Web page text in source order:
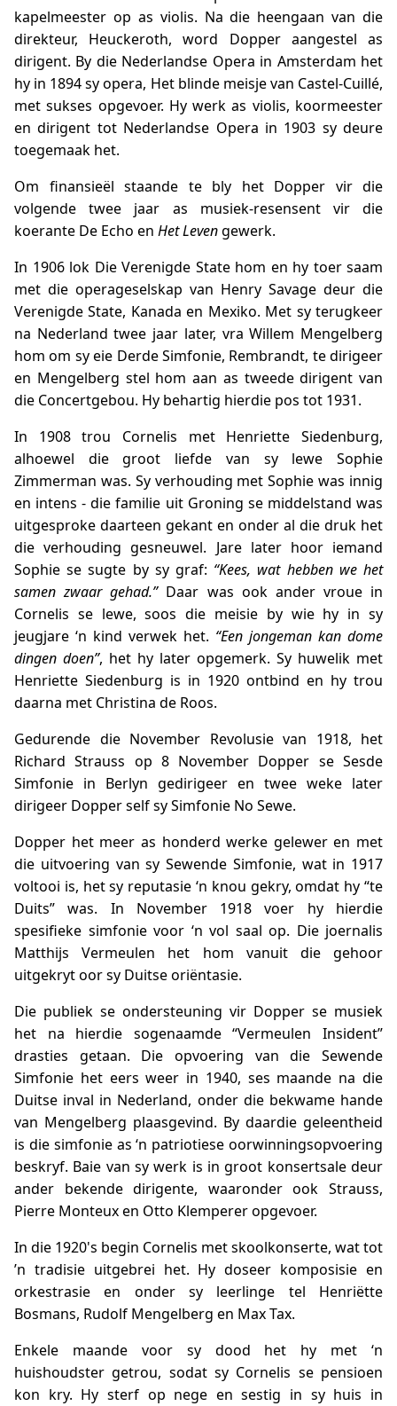
kapelmeester op as violis. Na die heengaan van die
direkteur, Heuckeroth, word Dopper aangestel as
dirigent. By die Nederlandse Opera in Amsterdam het
hy in 1894 sy opera, Het blinde meisje van Castel-Cuillé,
met sukses opgevoer. Hy werk as violis, koormeester
en dirigent tot Nederlandse Opera in 1903 sy deure
toegemaak het.
Om finansieël staande te bly het Dopper vir die
volgende twee jaar as musiek-resensent vir die
koerante De Echo en Het Levengewerk.
In 1906 lok Die Verenigde State hom en hy toer saam
met die operageselskap van Henry Savage deur die
Verenigde State, Kanada en Mexiko. Met sy terugkeer
na Nederland twee jaar later, vra Willem Mengelberg
hom om sy eie Derde Simfonie, Rembrandt, te dirigeer
en Mengelberg stel hom aan as tweede dirigent van
die Concertgebou. Hy behartig hierdie pos tot 1931.
In 1908 trou Cornelis met Henriette Siedenburg,
alhoewel die groot liefde van sy lewe Sophie
Zimmerman was. Sy verhouding met Sophie was innig
en intens - die familie uit Groning se middelstand was
uitgesproke daarteen gekant en onder al die druk het
die verhouding gesneuwel. Jare later hoor iemand
Sophie se sugte by sy graf: “Kees, wat hebben we het
samen zwaar gehad.”Daar was ook ander vroue in
Cornelis se lewe, soos die meisie by wie hy in sy
jeugjare ‘n kind verwek het. “Een jongeman kan dome
dingen doen”, het hy later opgemerk. Sy huwelik met
Henriette Siedenburg is in 1920 ontbind en hy trou
daarna met Christina de Roos.
Gedurende die November Revolusie van 1918, het
Richard Strauss op 8 November Dopper se Sesde
Simfonie in Berlyn gedirigeer en twee weke later
dirigeer Dopper self sy Simfonie No Sewe.
Dopper het meer as honderd werke gelewer en met
die uitvoering van sy Sewende Simfonie, wat in 1917
voltooi is, het sy reputasie ‘n knou gekry, omdat hy “te
Duits” was. In November 1918 voer hy hierdie
spesifieke simfonie voor ‘n vol saal op. Die joernalis
Matthijs Vermeulen het hom vanuit die gehoor
uitgekryt oor sy Duitse oriëntasie.
Die publiek se ondersteuning vir Dopper se musiek
het na hierdie sogenaamde “Vermeulen Insident”
drasties getaan. Die opvoering van die Sewende
Simfonie het eers weer in 1940, ses maande na die
Duitse inval in Nederland, onder die bekwame hande
van Mengelberg plaasgevind. By daardie geleentheid
is die simfonie as ‘n patriotiese oorwinningsopvoering
beskryf. Baie van sy werk is in groot konsertsale deur
ander bekende dirigente, waaronder ook Strauss,
Pierre Monteux en Otto Klemperer opgevoer.
In die 1920's begin Cornelis met skoolkonserte, wat tot
’n tradisie uitgebrei het. Hy doseer komposisie en
orkestrasie en onder sy leerlinge tel Henriëtte
Bosmans, Rudolf Mengelberg en Max Tax.
Enkele maande voor sy dood het hy met ‘n
huishoudster getrou, sodat sy Cornelis se pensioen
kon kry. Hy sterf op nege en sestig in sy huis in